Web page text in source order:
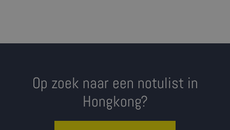
Op zoek naar een notulist in
Hongkong?